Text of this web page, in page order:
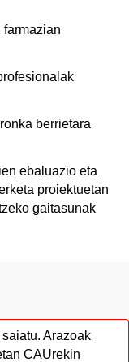
farmazian
berrietara
ebaluazio eta
proiektuetan
gaitasunak
Arazoak
CAUrekin